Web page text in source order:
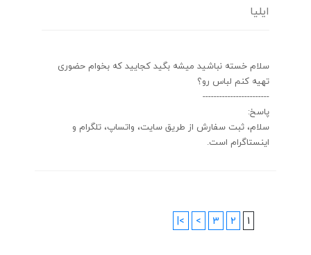
ایلیا
سلام خسته نباشید میشه بگید کجایید که بخوام حضوری
تهیه کنم لباس رو؟
------------------------
پاسخ:
سلام، ثبت سفارش از طریق سایت، واتساپ، تلگرام و
اینستاگرام است.
1
2
3
>
>|